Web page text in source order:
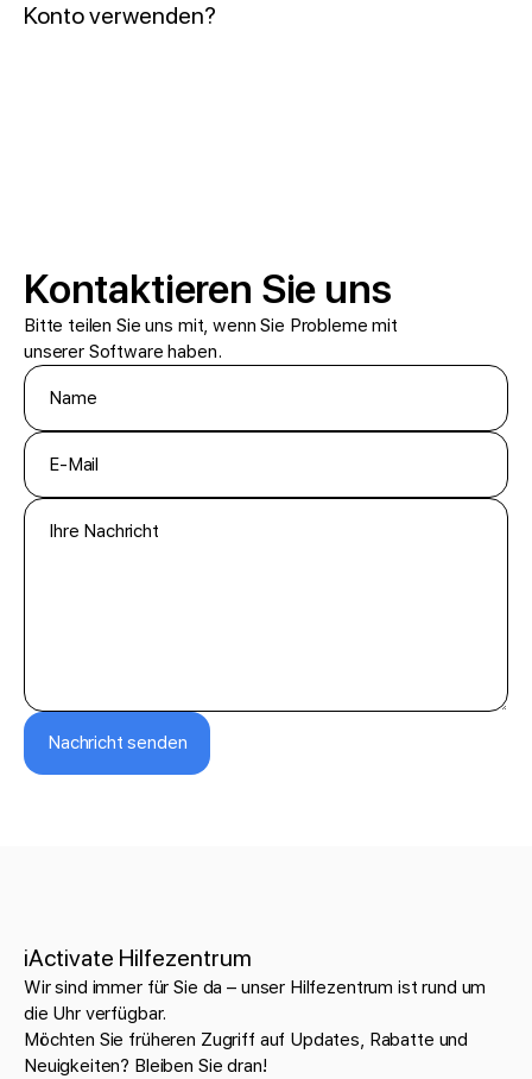
Konto verwenden?
Kontaktieren Sie uns
Bitte teilen Sie uns mit, wenn Sie Probleme mit
unserer Software haben.
Nachricht senden
iActivate Hilfezentrum
Wir sind immer für Sie da – unser Hilfezentrum ist rund um
die Uhr verfügbar.
Möchten Sie früheren Zugriff auf Updates, Rabatte und
Neuigkeiten? Bleiben Sie dran!